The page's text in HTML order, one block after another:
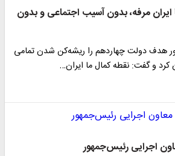
ایران مرفه، بدون آسیب اجتماعی و بدون
هدف دولت چهاردهم را ریشه‌کن شدن تمامی
و گفت: نقطه کمال ما ایران…
اجرایی رئیس‌جمهور